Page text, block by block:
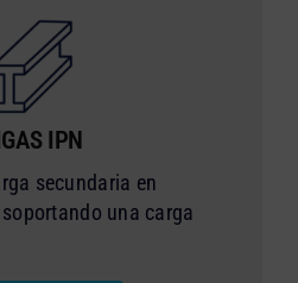
IPN
secundaria en
una carga